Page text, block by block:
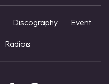
Discography Event
Radio